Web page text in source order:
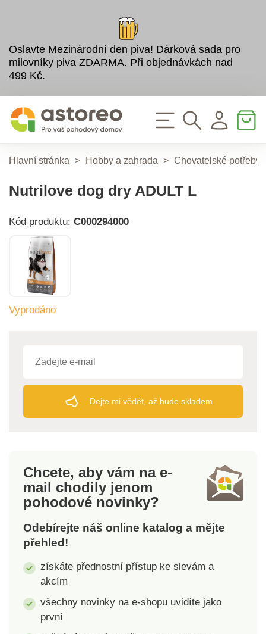
Oslavte Mezinárodní den piva! Dárková sada pro
milovníky piva ZDARMA. Při objednávkách nad
499 Kč.
Hlavní stránka > Hobby a zahrada > Chovatelské potřeby
Nutrilove dog dry ADULT L
Kód produktu: C000294000
Vyprodáno
Dejte mi vědět, až bude skladem
Chcete, aby vám na e-
mail chodily jenom
pohodové novinky?
Odebírejte náš online katalog a mějte
přehled!
získáte přednostní přístup ke slevám a
akcím
všechny novinky na e-shopu uvidíte jako
první